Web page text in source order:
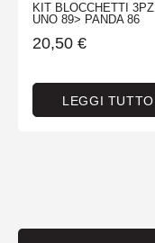
KIT BLOCCHETTI 3PZ
UNO 89> PANDA 86
20,50 €
LEGGI TUTTO